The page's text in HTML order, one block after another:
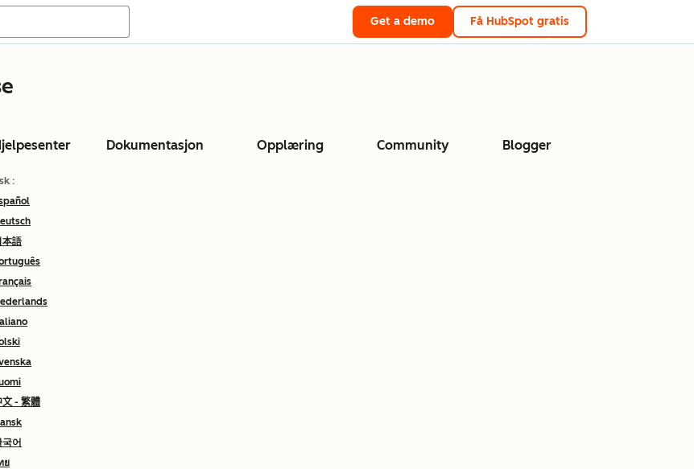
Get a demo Få HubSpot gratis
Dokumentasjon Opplæring Community Blogger
:
本語
文 - 繁體
국어
ย